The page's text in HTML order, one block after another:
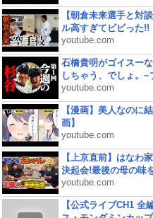
【朝倉未来選手と対
ル高すぎてビビった!!
youtube.com
石橋貴明がゴイスー
しちゃう、でしょ。~
youtube.com
【漫画】美人なのに
画】
youtube.com
【上京直前】はなわ
決起会!最後の母の味
youtube.com
【公式ライブCH1 全